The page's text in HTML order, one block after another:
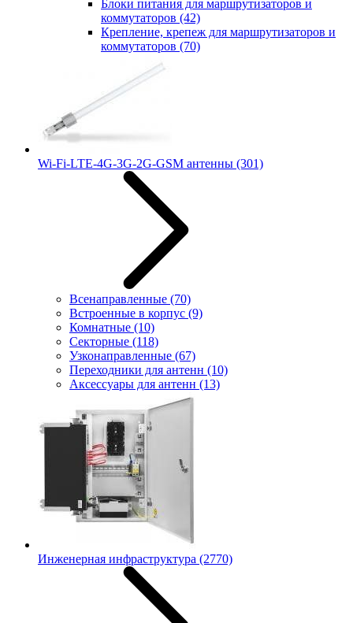
Блоки питания для маршрутизаторов и
коммутаторов (42)
Крепление, крепеж для маршрутизаторов и
коммутаторов (70)
Wi-Fi-LTE-4G-3G-2G-GSM антенны (301)
Всенаправленные (70)
Встроенные в корпус (9)
Комнатные (10)
Секторные (118)
Узконаправленные (67)
Переходники для антенн (10)
Аксессуары для антенн (13)
Инженерная инфраструктура (2770)